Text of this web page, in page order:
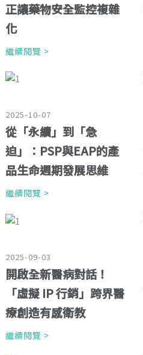
正讓藥物安全監控複雜
化
繼續閱覽 >
2025-10-07
從「永續」到「急
迫」：PSP與EAP的產
品生命週期發展思維
繼續閱覽 >
2025-09-03
開啟全新醫病對話！
「虛擬 IP 行銷」跨界醫
療創造有感衛教
繼續閱覽 >